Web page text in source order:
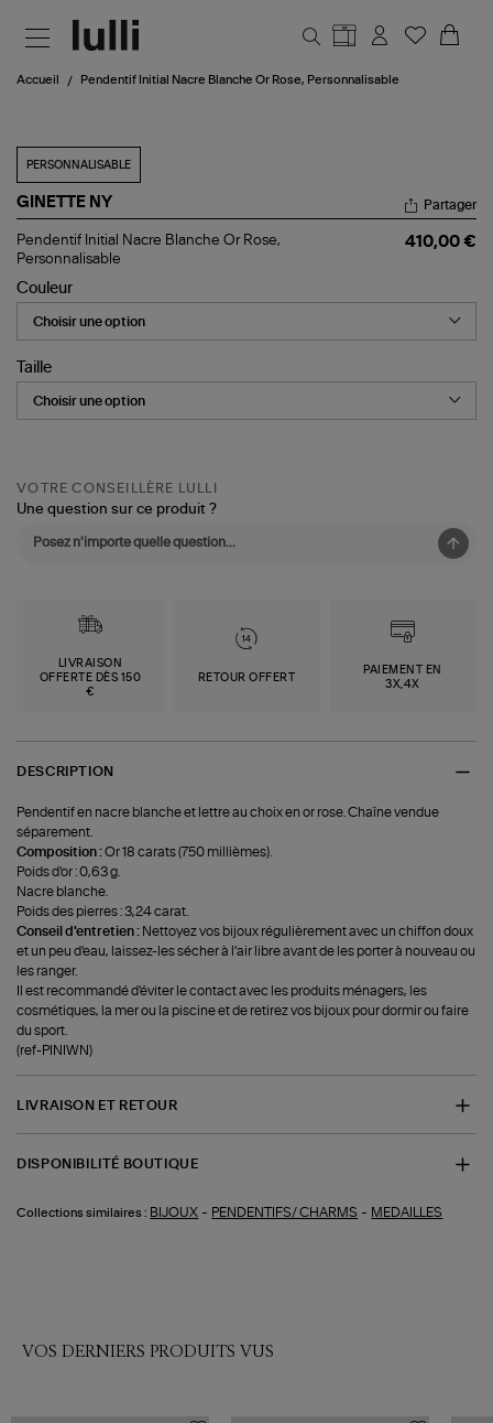
Accueil Pendentif Initial Nacre Blanche Or Rose, Personnalisable
PERSONNALISABLE
GINETTE NY
Pendentif
Initial
Blanche
Or
Rose,
Personnalisable
Partager
Pendentif Initial Nacre Blanche Or Rose,
Personnalisable
410,00 €
Couleur
Taille
VOTRE CONSEILLÈRE LULLI
Une question sur ce produit ?
LIVRAISON
OFFERTE DÈS 150
€
RETOUR OFFERT
PAIEMENT EN
3X,4X
DESCRIPTION
Pendentif en nacre blanche et lettre au choix en or rose. Chaîne vendue
séparement.
Composition :Or 18 carats (750 millièmes).
Poids d'or : 0,63 g.
Nacre blanche.
Poids des pierres : 3,24 carat.
Conseil d'entretien : Nettoyez vos bijoux régulièrement avec un chiffon doux
et un peu d'eau, laissez-les sécher à l'air libre avant de les porter à nouveau ou
les ranger.
Il est recommandé d'éviter le contact avec les produits ménagers, les
cosmétiques, la mer ou la piscine et de retirez vos bijoux pour dormir ou faire
du sport.
(ref-PINIWN)
LIVRAISON ET RETOUR
DISPONIBILITÉ BOUTIQUE
Collections similaires : BIJOUX - PENDENTIFS/ CHARMS - MEDAILLES
VOS DERNIERS PRODUITS VUS